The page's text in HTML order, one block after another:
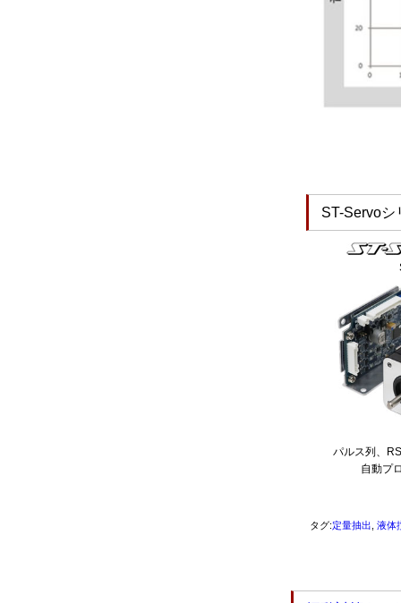
ST-Servoシ
パルス列、
自動プ
タグ:定量抽出 液体